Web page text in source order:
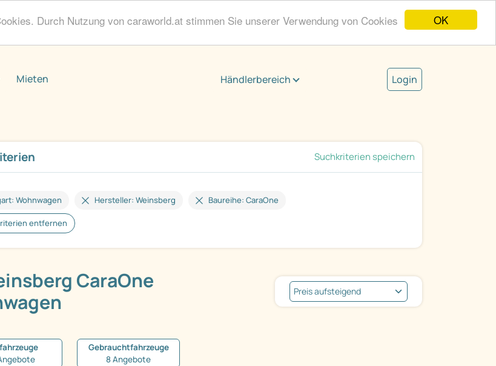
OK
Durch Nutzung von caraworld.at stimmen Sie unserer Verwendung von Cookies
Mieten Händlerbereich Login
Suchkriterien speichern
Wohnwagen Hersteller: Weinsberg Baureihe: CaraOne
entfernen
CaraOne
Gebrauchtfahrzeuge
8 Angebote